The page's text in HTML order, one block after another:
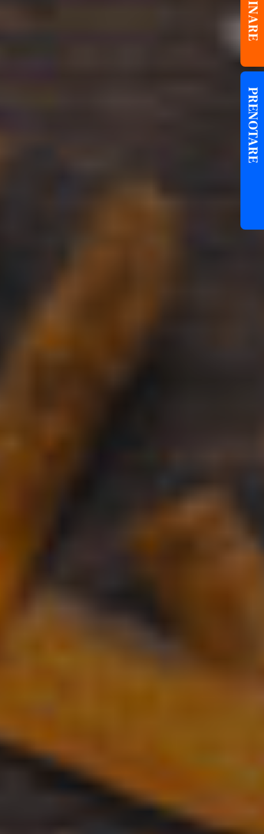
PRENOTARE